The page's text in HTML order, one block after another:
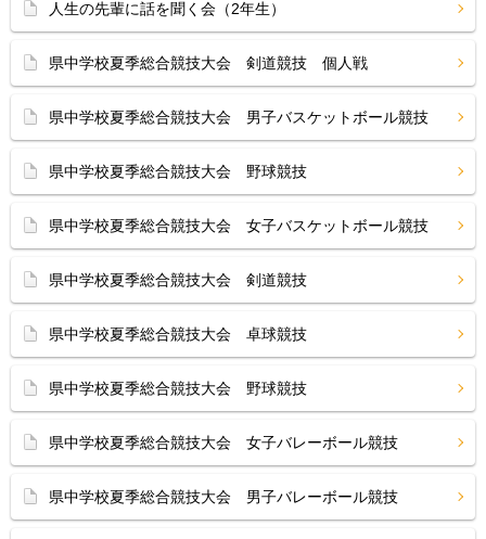
人生の先輩に話を聞く会（2年生）
県中学校夏季総合競技大会 剣道競技 個人戦
県中学校夏季総合競技大会 男子バスケットボール競技
県中学校夏季総合競技大会 野球競技
県中学校夏季総合競技大会 女子バスケットボール競技
県中学校夏季総合競技大会 剣道競技
県中学校夏季総合競技大会 卓球競技
県中学校夏季総合競技大会 野球競技
県中学校夏季総合競技大会 女子バレーボール競技
県中学校夏季総合競技大会 男子バレーボール競技